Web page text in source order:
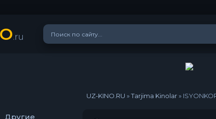
.ru
Другие
UZ-KINO.RU »Tarjima Kinolar» ISYONKOR